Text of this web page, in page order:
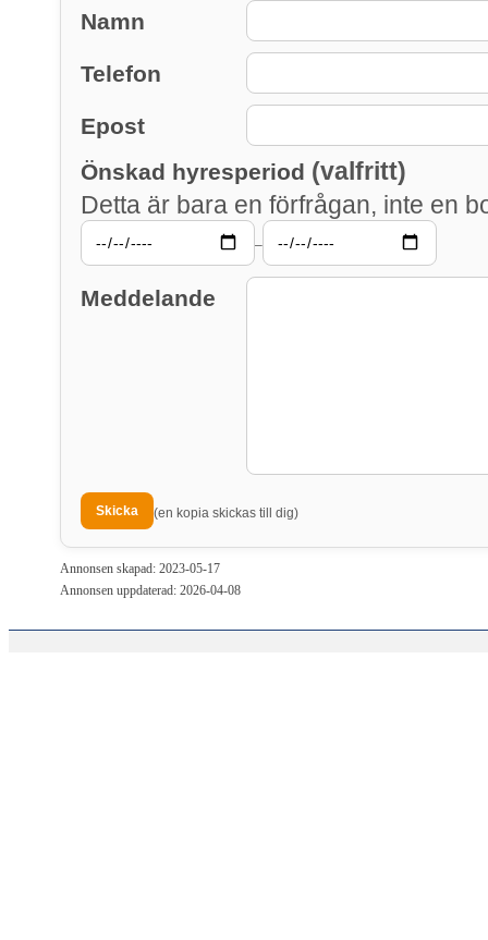
Namn
Telefon
Epost
Önskad hyresperiod (valfritt)
Detta är bara en förfrågan, inte en
–
Meddelande
(en kopia skickas till dig)
Annonsen skapad: 2023-05-17
Annonsen uppdaterad: 2026-04-08